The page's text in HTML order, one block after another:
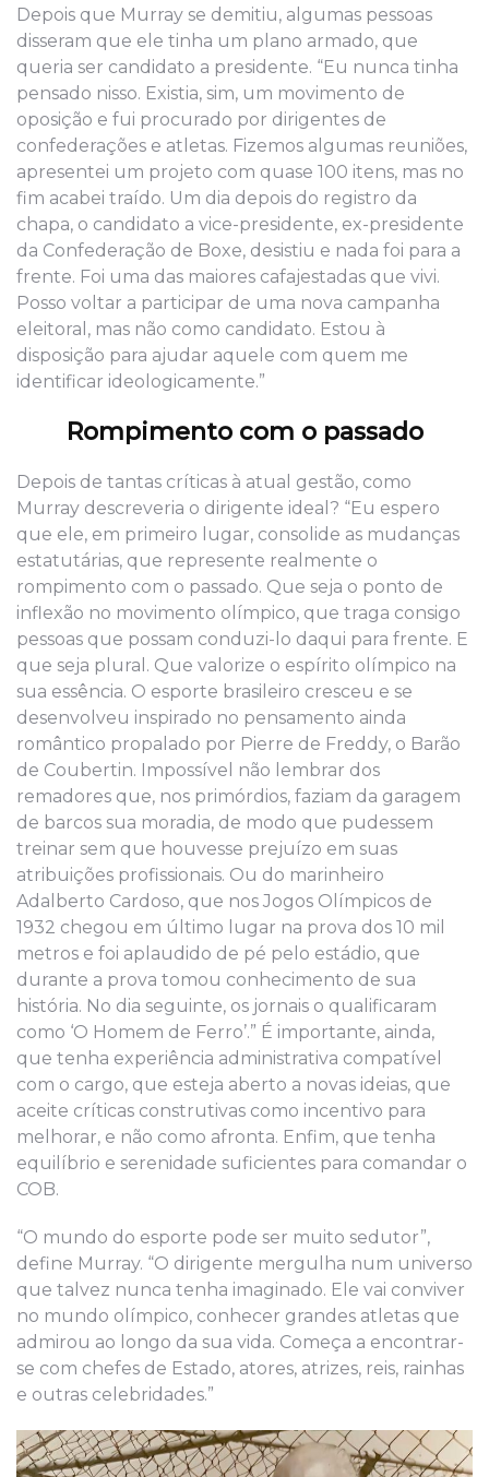
Depois que Murray se demitiu, algumas pessoas
disseram que ele tinha um plano armado, que
queria ser candidato a presidente. “Eu nunca tinha
pensado nisso. Existia, sim, um movimento de
oposição e fui procurado por dirigentes de
confederações e atletas. Fizemos algumas reuniões,
apresentei um projeto com quase 100 itens, mas no
fim acabei traído. Um dia depois do registro da
chapa, o candidato a vice-presidente, ex-presidente
da Confederação de Boxe, desistiu e nada foi para a
frente. Foi uma das maiores cafajestadas que vivi.
Posso voltar a participar de uma nova campanha
eleitoral, mas não como candidato. Estou à
disposição para ajudar aquele com quem me
identificar ideologicamente.”
Rompimento com o passado
Depois de tantas críticas à atual gestão, como
Murray descreveria o dirigente ideal? “Eu espero
que ele, em primeiro lugar, consolide as mudanças
estatutárias, que represente realmente o
rompimento com o passado. Que seja o ponto de
inflexão no movimento olímpico, que traga consigo
pessoas que possam conduzi-lo daqui para frente. E
que seja plural. Que valorize o espírito olímpico na
sua essência. O esporte brasileiro cresceu e se
desenvolveu inspirado no pensamento ainda
romântico propalado por Pierre de Freddy, o Barão
de Coubertin. Impossível não lembrar dos
remadores que, nos primórdios, faziam da garagem
de barcos sua moradia, de modo que pudessem
treinar sem que houvesse prejuízo em suas
atribuições profissionais. Ou do marinheiro
Adalberto Cardoso, que nos Jogos Olímpicos de
1932 chegou em último lugar na prova dos 10 mil
metros e foi aplaudido de pé pelo estádio, que
durante a prova tomou conhecimento de sua
história. No dia seguinte, os jornais o qualificaram
como ‘O Homem de Ferro’.” É importante, ainda,
que tenha experiência administrativa compatível
com o cargo, que esteja aberto a novas ideias, que
aceite críticas construtivas como incentivo para
melhorar, e não como afronta. Enfim, que tenha
equilíbrio e serenidade suficientes para comandar o
COB.
“O mundo do esporte pode ser muito sedutor”,
define Murray. “O dirigente mergulha num universo
que talvez nunca tenha imaginado. Ele vai conviver
no mundo olímpico, conhecer grandes atletas que
admirou ao longo da sua vida. Começa a encontrar-
se com chefes de Estado, atores, atrizes, reis, rainhas
e outras celebridades.”